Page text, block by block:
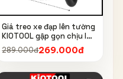
Giá treo xe đạp lên tường
KIOTOOL gập gọn chịu lực
cao kèm móc treo mũ bảo
hiểm
289.000đ269.000đ